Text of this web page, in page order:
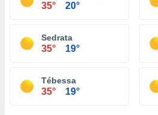
35° 20°
Sedrata
35° 19°
Tébessa
35° 19°